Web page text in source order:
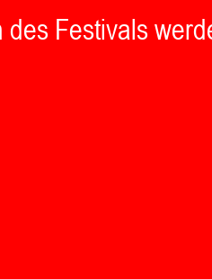
Festivals